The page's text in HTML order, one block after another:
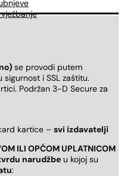
se provodi putem
sigurnost i SSL zaštitu.
Podržan 3-D Secure za
kartice – svi izdavatelji
ILI OPĆOM UPLATNICOM
narudžbe u kojoj su
: